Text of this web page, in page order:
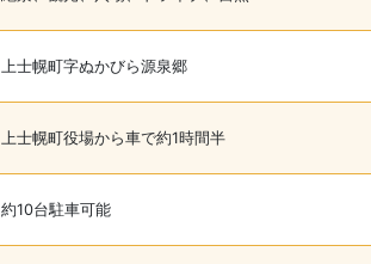
上士幌町字ぬかびら源泉郷
上士幌町役場から車で約1時間半
約10台駐車可能